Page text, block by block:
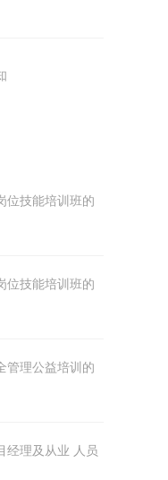
位技能培训班的
位技能培训班的
管理公益培训的
经理及从业 人员